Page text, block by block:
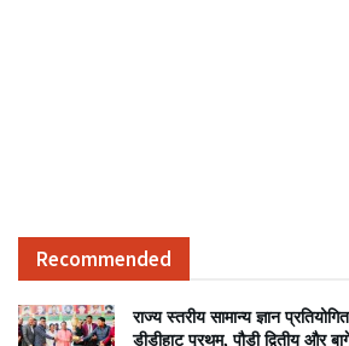
Recommended
राज्य स्तरीय सामान्य ज्ञान
डीडीहाट प्रथम, पौड़ी द्वितीय और